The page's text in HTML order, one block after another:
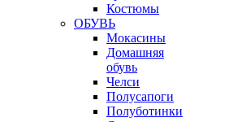
Костюмы
ОБУВЬ
Мокасины
Домашняя
обувь
Челси
Полусапоги
Полуботинки